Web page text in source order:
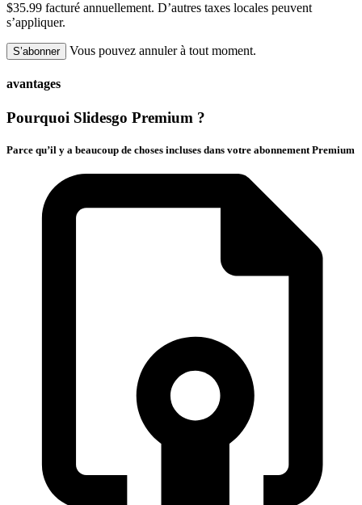
$35.99 facturé annuellement. D’autres taxes locales peuvent
s’appliquer.
S’abonner Vous pouvez annuler à tout moment.
avantages
Pourquoi Slidesgo Premium ?
Parce qu’il y a beaucoup de choses incluses dans votre abonnement Premium